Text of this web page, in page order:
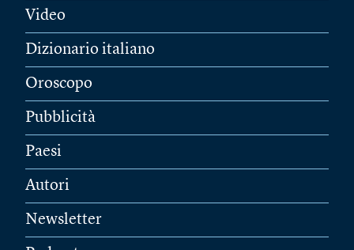
Video
Dizionario italiano
Oroscopo
Pubblicità
Paesi
Autori
Newsletter